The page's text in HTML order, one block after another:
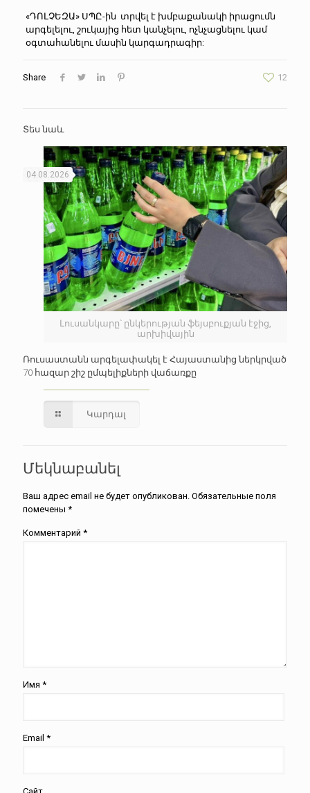
«ԴՈԼՉԵԶԱ» ՍՊԸ-ին տրվել է խմբաքանակի իրացումն
արգելելու, շուկայից հետ կանչելու, ոչնչացնելու կամ
օգտահանելու մասին կարգադրագիր:
Share 12
Տես նաև
Լուսանկարը՝ ընկերության ֆեյսբուքյան էջից,
արխիվային
04.08.2026
Ռուսաստանն արգելափակել է Հայաստանից ներկրված
70 հազար շիշ ըմպելիքների վաճառքը
Կարդալ
Մեկնաբանել
Ваш адрес email не будет опубликован. Обязательные поля
помечены *
Комментарий *
Имя *
Email *